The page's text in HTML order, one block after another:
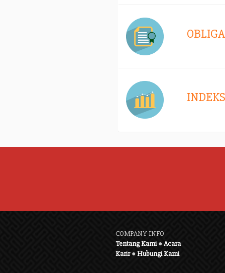
INDEKS
COMPANY INFO
Tentang Kami●Acara
Karir●Hubungi Kami